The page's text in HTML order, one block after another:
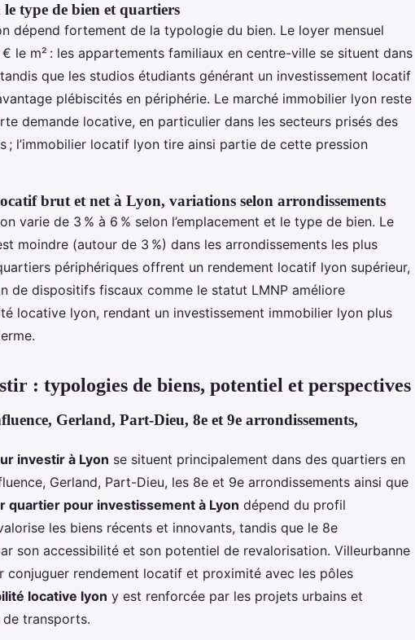
le type de bien et quartiers
dépend fortement de la typologie du bien. Le loyer mensuel
le m² : les appartements familiaux en centre-ville se situent dans
que les studios étudiants générant un investissement locatif
plébiscités en périphérie. Le marché immobilier lyon reste
demande locative, en particulier dans les secteurs prisés des
; l’immobilier locatif lyon tire ainsi partie de cette pression
brut et net à Lyon, variations selon arrondissements
varie de 3 % à 6 % selon l’emplacement et le type de bien. Le
moindre (autour de 3 %) dans les arrondissements les plus
périphériques offrent un rendement locatif lyon supérieur,
de dispositifs fiscaux comme le statut LMNP améliore
locative lyon, rendant un investissement immobilier lyon plus
: typologies de biens, potentiel et perspectives
Gerland, Part-Dieu, 8e et 9e arrondissements,
investir à Lyon se situent principalement dans des quartiers en
Gerland, Part-Dieu, les 8e et 9e arrondissements ainsi que
quartier pour investissement à Lyon dépend du profil
les biens récents et innovants, tandis que le 8e
son accessibilité et son potentiel de revalorisation. Villeurbanne
conjuguer rendement locatif et proximité avec les pôles
locative lyon y est renforcée par les projets urbains et
transports.